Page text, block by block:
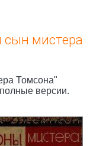
сын мистера
Томсона"
версии.